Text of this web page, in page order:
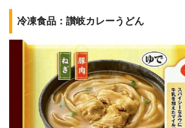
冷凍食品：讃岐カレーうどん